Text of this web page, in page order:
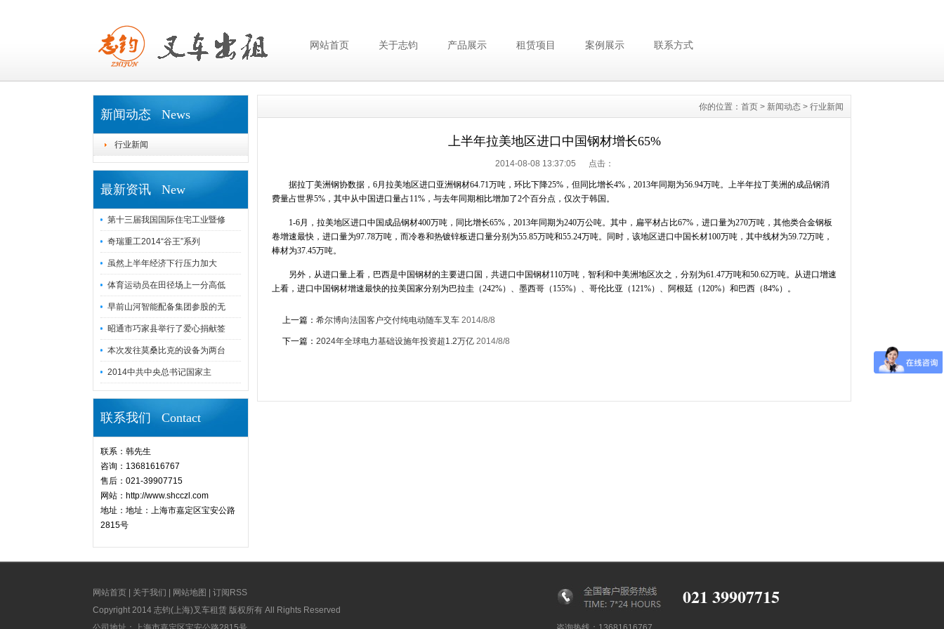
网站首页 关于志钧 产品展示 租赁项目 案例展示 联系方式
新闻动态 News
行业新闻
最新资讯 New
第十三届我国国际住宅工业暨修
奇瑞重工2014“谷王”系列
虽然上半年经济下行压力加大
体育运动员在田径场上一分高低
早前山河智能配备集团参股的无
昭通市巧家县举行了爱心捐献签
本次发往莫桑比克的设备为两台
2014中共中央总书记国家主
联系我们 Contact
联系：韩先生
咨询：13681616767
售后：021-39907715
网站：http://www.shcczl.com
地址：地址：上海市嘉定区宝安公路
2815号
你的位置： 首页 > 新闻动态 > 行业新闻
上半年拉美地区进口中国钢材增长65%
2014-08-08 13:37:05 点击：
据拉丁美洲钢协数据，6月拉美地区进口亚洲钢材64.71万吨，环比下降25%，但同比增长4%，2013年同期为56.94万吨。上半年拉丁美洲的成品钢消
费量占世界5%，其中从中国进口量占11%，与去年同期相比增加了2个百分点，仅次于韩国。
1-6月，拉美地区进口中国成品钢材400万吨，同比增长65%，2013年同期为240万公吨。其中，扁平材占比67%，进口量为270万吨，其他类合金钢板
卷增速最快，进口量为97.78万吨，而冷卷和热镀锌板进口量分别为55.85万吨和55.24万吨。同时，该地区进口中国长材100万吨，其中线材为59.72万吨，
棒材为37.45万吨。
另外，从进口量上看，巴西是中国钢材的主要进口国，共进口中国钢材110万吨，智利和中美洲地区次之，分别为61.47万吨和50.62万吨。从进口增速
上看，进口中国钢材增速最快的拉美国家分别为巴拉圭（242%）、墨西哥（155%）、哥伦比亚（121%）、阿根廷（120%）和巴西（84%）。
上一篇： 希尔博向法国客户交付纯电动随车叉车 2014/8/8
下一篇： 2024年全球电力基础设施年投资超1.2万亿 2014/8/8
网站首页 关于我们 网站地图
订阅RSS
Copyright 2014 志钧(上海)叉车租赁 版权所有 All Rights Reserved
021 39907715